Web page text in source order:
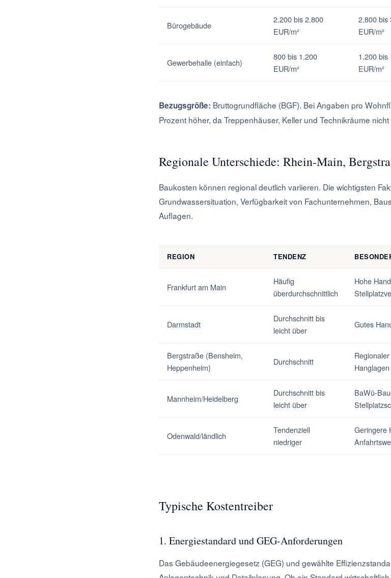
Bürogebäude
2.200 bis 2.800
EUR/m²
2.800 bis
EUR/m²
Gewerbehalle (einfach)
800 bis 1.200
EUR/m²
1.200 bis
EUR/m²
Bezugsgröße: Bruttogrundfläche (BGF). Bei Angaben pro
Prozent höher, da Treppenhäuser, Keller und Technikräume
Regionale Unterschiede: Rhein-Main,
Baukosten können regional deutlich variieren. Die wichtigsten
Grundwassersituation, Verfügbarkeit von Fachunternehmen,
Auflagen.
REGION TENDENZ
Frankfurt am Main
Häufig
überdurchschnittlich
Hohe
Darmstadt
Durchschnitt bis
leicht über
Gutes
Bergstraße (Bensheim,
Heppenheim)
Durchschnitt
Mannheim/Heidelberg
Durchschnitt bis
leicht über
BaWü-
Odenwald/ländlich
Tendenziell
niedriger
Geringere
Typische Kostentreiber
1. Energiestandard und GEG-Anforderungen
Das Gebäudeenergiegesetz (GEG) und gewählte